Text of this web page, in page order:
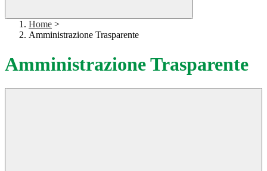
Home >
Amministrazione Trasparente
Amministrazione Trasparente